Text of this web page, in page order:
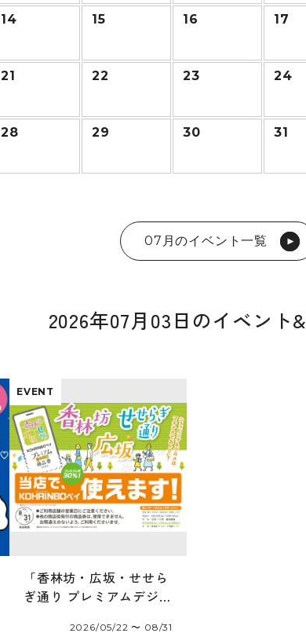
14 15 16 17
21 22 23 24
28 29 30 31
07月のイベント一覧
2026年07月03日のイベント
EVENT
「香林坊・広坂・せせら
ぎ通り プレミアムデジタ
2026/05/22 〜 08/31